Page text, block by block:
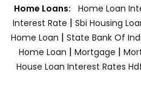
Home Loans: Home Loan
Interest Rate | Sbi Housing
Home Loan | State Bank Of
Home Loan | Mortgage |
House Loan Interest Rates